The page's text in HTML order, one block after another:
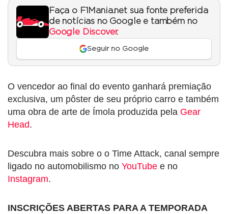
Faça o F1Mania.net sua fonte preferida
de notícias no Google e também no
Google Discover.
Seguir no Google
O vencedor ao final do evento ganhará premiação
exclusiva, um pôster de seu próprio carro e também
uma obra de arte de Ímola produzida pela Gear
Head.
Descubra mais sobre o o Time Attack, canal sempre
ligado no automobilismo no YouTube e no
Instagram.
INSCRIÇÕES ABERTAS PARA A TEMPORADA